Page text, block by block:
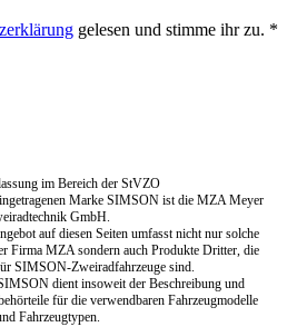
gelesen und stimme ihr zu. *
im Bereich der StVZO
Marke SIMSON ist die MZA Meyer
GmbH.
auf diesen Seiten umfasst nicht nur solche
Firma MZA sondern auch Produkte Dritter, die
SIMSON-Zweiradfahrzeuge sind.
dient insoweit der Beschreibung und
für die verwendbaren Fahrzeugmodelle
Fahrzeugtypen.